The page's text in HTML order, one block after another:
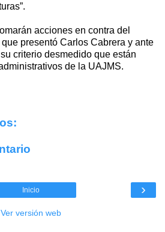
acciones en contra del
presentó Carlos Cabrera y ante
criterio desmedido que están
de la UAJMS.
›
Inicio
Ver versión web